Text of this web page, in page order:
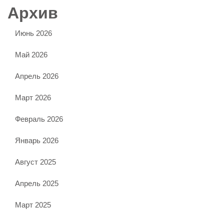
Архив
Июнь 2026
Май 2026
Апрель 2026
Март 2026
Февраль 2026
Январь 2026
Август 2025
Апрель 2025
Март 2025